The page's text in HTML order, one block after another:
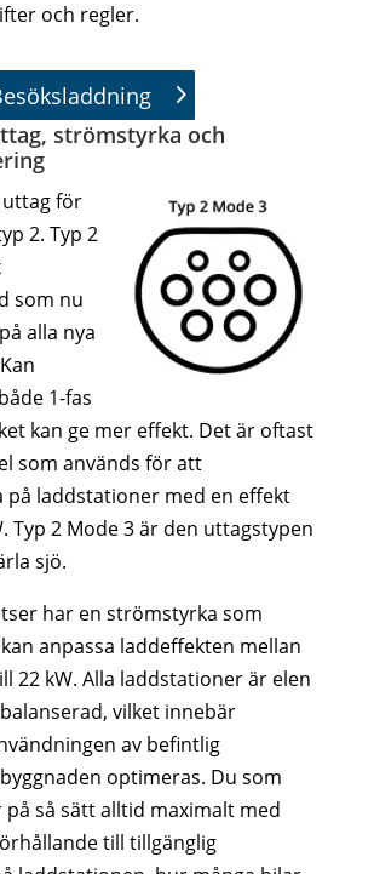
och regler.
strömstyrka och
uttag för
2. Typ 2
som nu
alla nya
1-fas
kan ge mer effekt. Det är oftast
som används för att
på laddstationer med en effekt
Typ 2 Mode 3 är den uttagstypen
sjö.
har en strömstyrka som
anpassa laddeffekten mellan
22 kW. Alla laddstationer är elen
vilket innebär
av befintlig
optimeras. Du som
så sätt alltid maximalt med
till tillgänglig